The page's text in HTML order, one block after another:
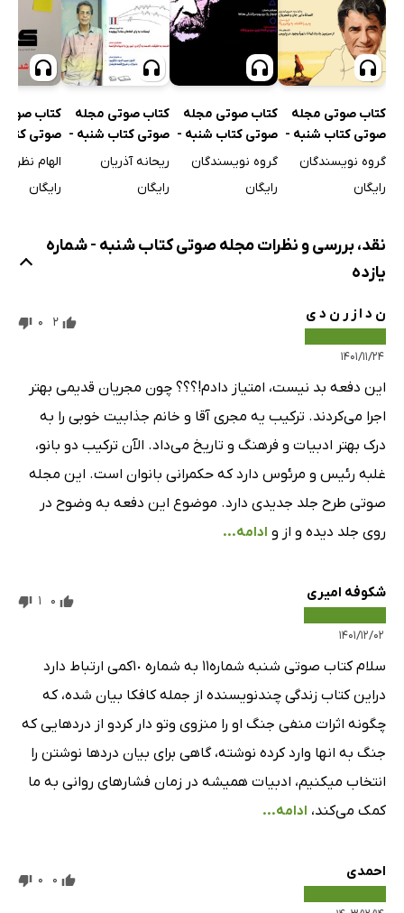
کتاب صوتی مجله
صوتی کتاب شنبه -
شماره صفر
گروه نویسندگان
رایگان
کتاب صوتی مجله
صوتی کتاب شنبه -
شماره یک
گروه نویسندگان
رایگان
کتاب صوتی مجله
صوتی کتاب شنبه -
شماره دو
ریحانه آذریان
رایگان
کتاب
صوتی
شماره
الهام نظری
رایگان
نقد، بررسی و نظرات مجله صوتی کتاب شنبه - شماره
یازده
ن د ا ز ر ن د ی
۱۴۰۱/۱۱/۲۴
2
0
این دفعه بد نیست، امتیاز دادم!؟؟؟ چون مجریان قدیمی بهتر
اجرا می‌کردند. ترکیب یه مجری آقا و خانم جذابیت خوبی را به
درک بهتر ادبیات و فرهنگ و تاریخ می‌داد. الآن ترکیب دو بانو،
غلبه رئیس و مرئوس دارد که حکمرانی بانوان است. این مجله
صوتی طرح جلد جدیدی دارد. موضوع این دفعه به وضوح در
روی جلد دیده و از و ادامه...
شکوفه امیری
۱۴۰۱/۱۲/۰۲
0
1
سلام کتاب صوتی شنبه شماره۱۱ به شماره ۱٠کمی ارتباط دارد
دراین کتاب زندگی چندنویسنده از جمله کافکا بیان شده، که
چگونه اثرات منفی جنگ او را منزوی وتو دار کردو از درد‌هایی که
جنگ به انها وارد کرده نوشته، گاهی برای بیان دردها نوشتن را
انتخاب میکنیم، ادبیات همیشه در زمان فشار‌های روانی به ما
کمک می‌کند، ادامه...
احمدی 0
0